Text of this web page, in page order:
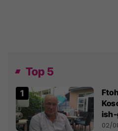
Top 5
ish-
02/